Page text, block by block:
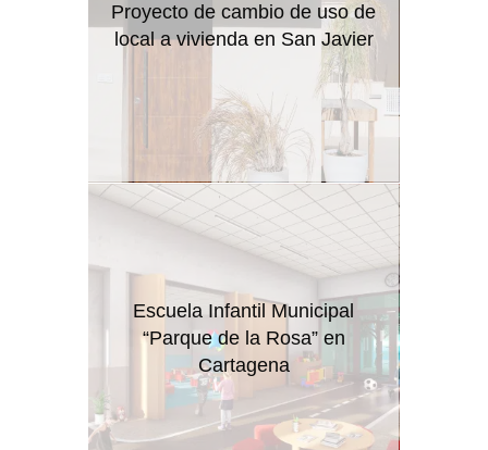
Proyecto de cambio de uso de
local a vivienda en San Javier
Escuela Infantil Municipal
“Parque de la Rosa” en
Cartagena